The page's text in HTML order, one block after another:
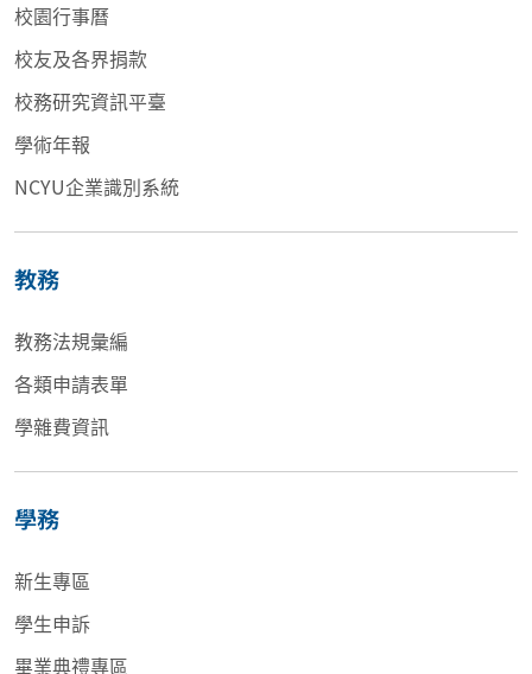
校園行事曆
校友及各界捐款
校務研究資訊平臺
學術年報
NCYU企業識別系統
教務
教務法規彙編
各類申請表單
學雜費資訊
學務
新生專區
學生申訴
畢業典禮專區